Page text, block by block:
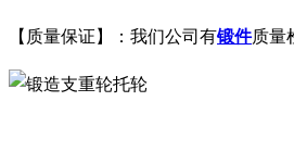
【质量保证】：我们公司有锻件质量